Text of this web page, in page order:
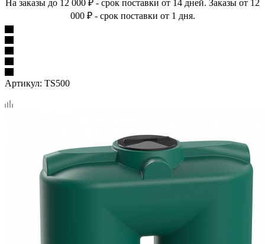
На заказы до 12 000 ₽ - срок поставки от 14 дней. Заказы от 12
000 ₽ - срок поставки от 1 дня.
Артикул: TS500